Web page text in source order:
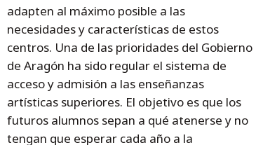
adapten al máximo posible a las
necesidades y características de estos
centros. Una de las prioridades del Gobierno
de Aragón ha sido regular el sistema de
acceso y admisión a las enseñanzas
artísticas superiores. El objetivo es que los
futuros alumnos sepan a qué atenerse y no
tengan que esperar cada año a la